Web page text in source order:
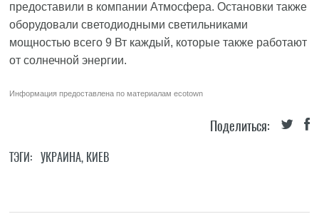
предоставили в компании Атмосфера. Остановки также
оборудовали светодиодными светильниками
мощностью всего 9 Вт каждый, которые также работают
от солнечной энергии.
Информация предоставлена по материаламecotown
Поделиться:
ТЭГИ: УКРАИНА, КИЕВ